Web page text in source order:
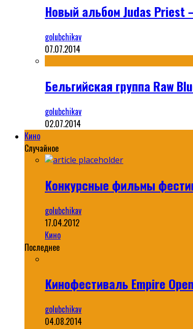
Новый альбом Judas
golubchikav
07.07.2014
Бельгийская группа Raw
golubchikav
02.07.2014
Кино
Случайное
Конкурсные фильмы
golubchikav
17.04.2012
Кино
Последнее
Кинофестиваль Empire
golubchikav
04.08.2014